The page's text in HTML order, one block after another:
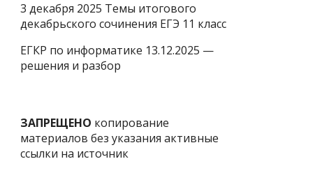
3 декабря 2025 Темы итогового
декабрьского сочинения ЕГЭ 11 класс
ЕГКР по информатике 13.12.2025 —
решения и разбор
ЗАПРЕЩЕНО копирование
материалов без указания активные
ссылки на источник